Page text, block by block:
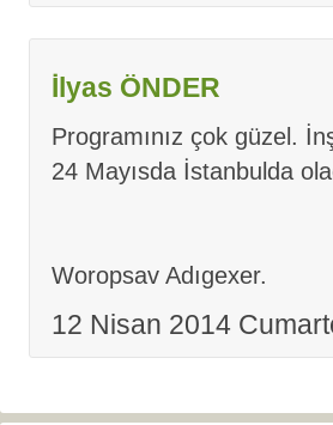
İlyas ÖNDER
Programınız çok güzel.
24 Mayısda İstanbulda
Woropsav Adıgexer.
12 Nisan 2014